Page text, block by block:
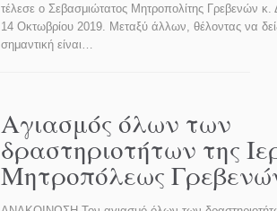
τέλεσε ο Σεβασμιώτατος Μητροπολίτης Γρεβενών κ.
14 Οκτωβρίου 2019. Μεταξύ άλλων, θέλοντας να
σημαντική είναι…
Αγιασμός όλων των
δραστηριοτήτων της
Μητροπόλεως